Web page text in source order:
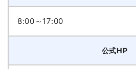
8:00～17:00
公式HP